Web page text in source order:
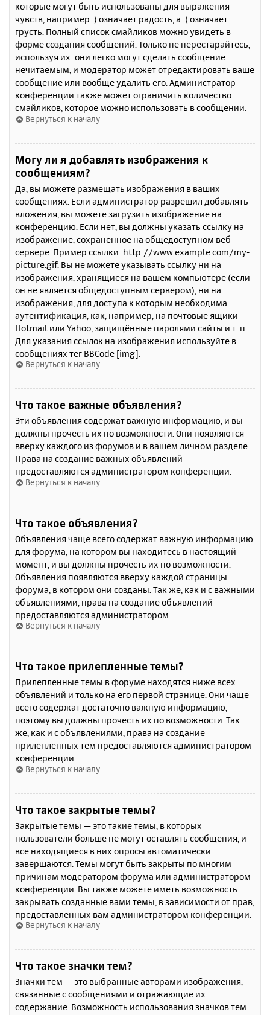
которые могут быть использованы для выражения
чувств, например :) означает радость, а :( означает
грусть. Полный список смайликов можно увидеть в
форме создания сообщений. Только не перестарайтесь,
используя их: они легко могут сделать сообщение
нечитаемым, и модератор может отредактировать ваше
сообщение или вообще удалить его. Администратор
конференции также может ограничить количество
смайликов, которое можно использовать в сообщении.
Вернуться к началу
Могу ли я добавлять изображения к
сообщениям?
Да, вы можете размещать изображения в ваших
сообщениях. Если администратор разрешил добавлять
вложения, вы можете загрузить изображение на
конференцию. Если нет, вы должны указать ссылку на
изображение, сохранённое на общедоступном веб-
сервере. Пример ссылки: http://www.example.com/my-
picture.gif. Вы не можете указывать ссылку ни на
изображения, хранящиеся на вашем компьютере (если
он не является общедоступным сервером), ни на
изображения, для доступа к которым необходима
аутентификация, как, например, на почтовые ящики
Hotmail или Yahoo, защищённые паролями сайты и т. п.
Для указания ссылок на изображения используйте в
сообщениях тег BBCode [img].
Вернуться к началу
Что такое важные объявления?
Эти объявления содержат важную информацию, и вы
должны прочесть их по возможности. Они появляются
вверху каждого из форумов и в вашем личном разделе.
Права на создание важных объявлений
предоставляются администратором конференции.
Вернуться к началу
Что такое объявления?
Объявления чаще всего содержат важную информацию
для форума, на котором вы находитесь в настоящий
момент, и вы должны прочесть их по возможности.
Объявления появляются вверху каждой страницы
форума, в котором они созданы. Так же, как и с важными
объявлениями, права на создание объявлений
предоставляются администратором.
Вернуться к началу
Что такое прилепленные темы?
Прилепленные темы в форуме находятся ниже всех
объявлений и только на его первой странице. Они чаще
всего содержат достаточно важную информацию,
поэтому вы должны прочесть их по возможности. Так
же, как и с объявлениями, права на создание
прилепленных тем предоставляются администратором
конференции.
Вернуться к началу
Что такое закрытые темы?
Закрытые темы — это такие темы, в которых
пользователи больше не могут оставлять сообщения, и
все находящиеся в них опросы автоматически
завершаются. Темы могут быть закрыты по многим
причинам модератором форума или администратором
конференции. Вы также можете иметь возможность
закрывать созданные вами темы, в зависимости от прав,
предоставленных вам администратором конференции.
Вернуться к началу
Что такое значки тем?
Значки тем — это выбранные авторами изображения,
связанные с сообщениями и отражающие их
содержание. Возможность использования значков тем